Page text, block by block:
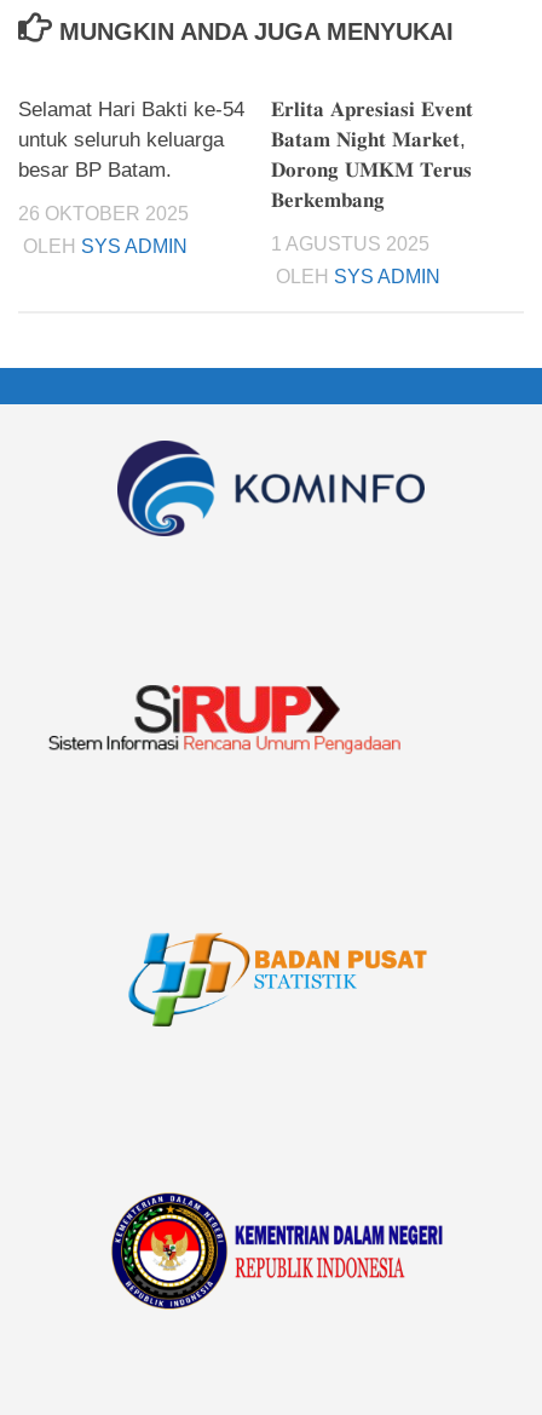
MUNGKIN ANDA JUGA MENYUKAI
Selamat Hari Bakti ke-54
untuk seluruh keluarga
besar BP Batam.
26 OKTOBER 2025
OLEH SYS ADMIN
𝐄𝐫𝐥𝐢𝐭𝐚 𝐀𝐩𝐫𝐞𝐬𝐢𝐚𝐬𝐢 𝐄𝐯𝐞𝐧𝐭
𝐁𝐚𝐭𝐚𝐦 𝐍𝐢𝐠𝐡𝐭 𝐌𝐚𝐫𝐤𝐞𝐭,
𝐃𝐨𝐫𝐨𝐧𝐠 𝐔𝐌𝐊𝐌 𝐓𝐞𝐫𝐮𝐬
𝐁𝐞𝐫𝐤𝐞𝐦𝐛𝐚𝐧𝐠
1 AGUSTUS 2025
OLEH SYS ADMIN